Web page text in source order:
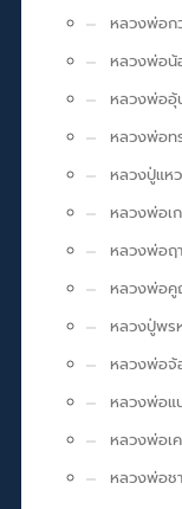
หลวงพ่อก
หลวงพ่อน้
หลวงพ่ออุ้
หลวงพ่อท
หลวงปู่แ
หลวงพ่อเ
หลวงพ่อฤ
หลวงพ่อคู
หลวงปู่พร
หลวงพ่อ
หลวงพ่อ
หลวงพ่อเ
หลวงพ่อ